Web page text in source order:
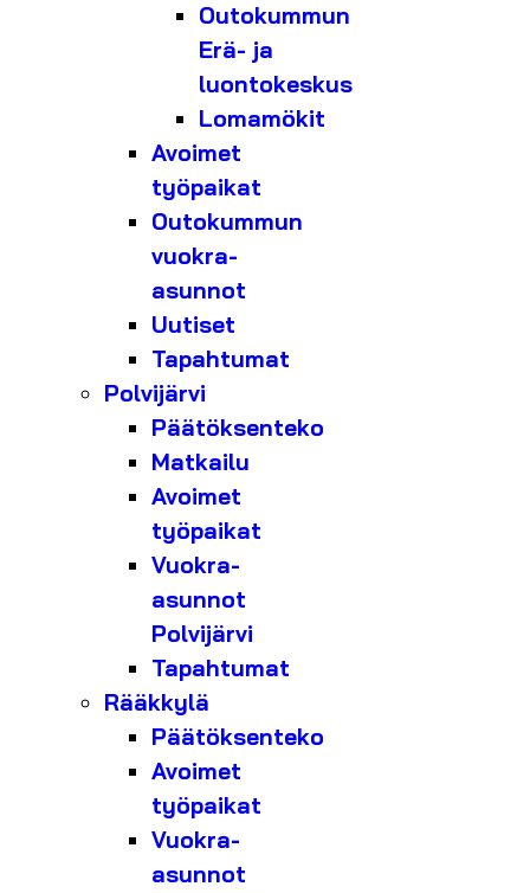
Outokummun
Erä- ja
luontokeskus
Lomamökit
Avoimet
työpaikat
Outokummun
vuokra-
asunnot
Uutiset
Tapahtumat
Polvijärvi
Päätöksenteko
Matkailu
Avoimet
työpaikat
Vuokra-
asunnot
Polvijärvi
Tapahtumat
Rääkkylä
Päätöksenteko
Avoimet
työpaikat
Vuokra-
asunnot